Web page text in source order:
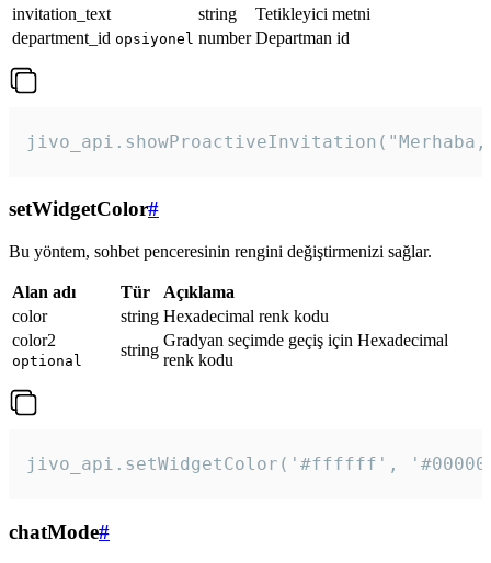
invitation_text string
Tetikleyici metni
department_id opsiyonel number Departman id
setWidgetColor#
Bu yöntem, sohbet penceresinin rengini değiştirmenizi sağlar.
Alan adı Tür
Açıklama
color
string Hexadecimal renk kodu
color2
optional
string
Gradyan seçimde geçiş için Hexadecimal
renk kodu
jivo_api.setWidgetColor('#ffffff',
chatMode#